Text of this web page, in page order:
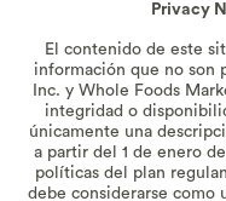
Privacy
El contenido de este
información que no son
Inc. y Whole Foods
integridad o
únicamente una
a partir del 1 de enero
políticas del plan
debe considerarse como